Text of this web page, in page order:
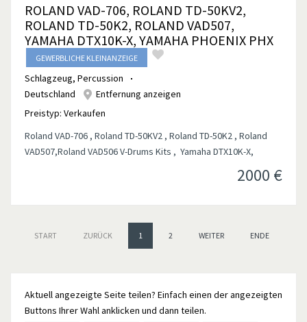
ROLAND VAD-706, ROLAND TD-50KV2,
ROLAND TD-50K2, ROLAND VAD507,
YAMAHA DTX10K-X, YAMAHA PHOENIX PHX
GEWERBLICHE KLEINANZEIGE
Schlagzeug, Percussion
Deutschland
Entfernung anzeigen
Preistyp: Verkaufen
Roland VAD-706 , Roland TD-50KV2 , Roland TD-50K2 , Roland
VAD507,Roland VAD506 V-Drums Kits , Yamaha DTX10K-X,
2000 €
START ZURÜCK 1 2 WEITER ENDE
Aktuell angezeigte Seite teilen? Einfach einen der angezeigten
Buttons Ihrer Wahl anklicken und dann teilen.